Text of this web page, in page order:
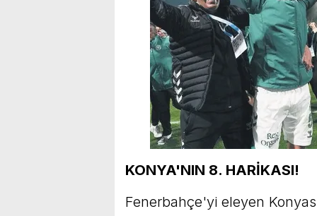
KONYA'NIN 8. HARİKASI!
Fenerbahçe'yi eleyen